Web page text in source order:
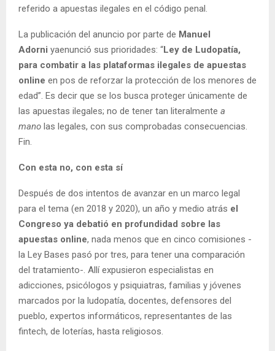
referido a apuestas ilegales en el código penal.
La publicación del anuncio por parte de Manuel
Adorni yaenunció sus prioridades: “Ley de Ludopatía,
para combatir a las plataformas ilegales de apuestas
online en pos de reforzar la protección de los menores de
edad”. Es decir que se los busca proteger únicamente de
las apuestas ilegales; no de tener tan literalmente a
mano las legales, con sus comprobadas consecuencias.
Fin.
Con esta no, con esta sí
Después de dos intentos de avanzar en un marco legal
para el tema (en 2018 y 2020), un año y medio atrás el
Congreso ya debatió en profundidad sobre las
apuestas online, nada menos que en cinco comisiones -
la Ley Bases pasó por tres, para tener una comparación
del tratamiento-. Allí expusieron especialistas en
adicciones, psicólogos y psiquiatras, familias y jóvenes
marcados por la ludopatía, docentes, defensores del
pueblo, expertos informáticos, representantes de las
fintech, de loterías, hasta religiosos.